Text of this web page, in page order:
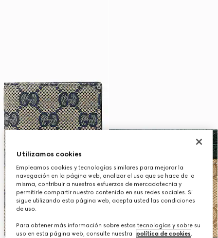
Utilizamos cookies
Empleamos cookies y tecnologías similares para mejorar la
navegación en la página web, analizar el uso que se hace de la
misma, contribuir a nuestros esfuerzos de mercadotecnia y
permitirle compartir nuestro contenido en sus redes sociales. Si
sigue utilizando esta página web, acepta usted las condiciones
de uso.
Para obtener más información sobre estas tecnologías y sobre su
uso en esta página web, consulte nuestra
política de cookies.